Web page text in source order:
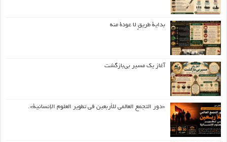
بداية طريقٍ لا عودة منه
آغاز یک مسیر بی‌بازگشت
«دور التجمع العالمي للأربعين في تطوير العلوم الإنسانية».